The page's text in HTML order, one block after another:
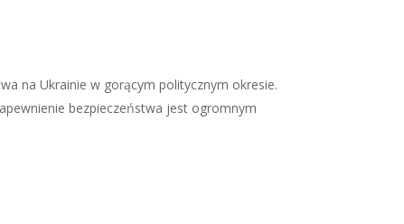
na Ukrainie w gorącym politycznym okresie.
bezpieczeństwa jest ogromnym